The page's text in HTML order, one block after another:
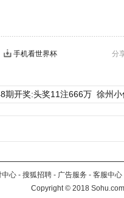
分
手机看世界杯
期开奖:头奖11注666万 徐州
中心 - 搜狐招聘 - 广告服务 - 客服中心
Copyright©2018